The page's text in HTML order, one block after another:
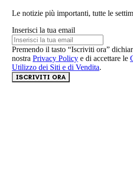
Le notizie più importanti, tutte le
Inserisci la tua email
Premendo il tasto “Iscriviti ora”
nostra Privacy Policy e di accettare le
Utilizzo dei Siti e di Vendita.
ISCRIVITI ORA